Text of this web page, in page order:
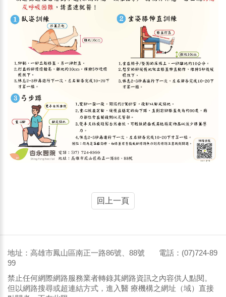
回上一頁
地址：高雄市鳳山區南正一路86號、88號 電話：(07)724-89
99
禁止任何網際網路服務業者轉錄其網路資訊之內容供人點閱。
但以網路搜尋或超連結方式，進入醫 療機構之網址（域）直接